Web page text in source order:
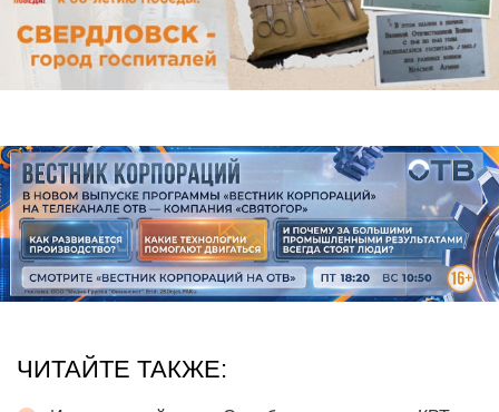
ЧИТАЙТЕ ТАКЖЕ: